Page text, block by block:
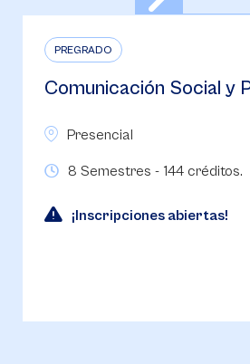
PREGRADO
Comunicación Social y
Presencial
8 Semestres - 144 créditos.
¡Inscripciones abiertas!